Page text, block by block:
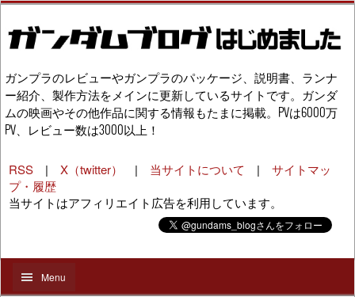
ガンプラのレビューやガンプラのパッケージ、説明書、ランナ
ー紹介、製作方法をメインに更新しているサイトです。ガンダ
ムの映画やその他作品に関する情報もたまに掲載。PVは6000万
PV、レビュー数は3000以上！
RSS | X（twitter） | 当サイトについて | サイトマッ
プ・履歴
当サイトはアフィリエイト広告を利用しています。
Menu